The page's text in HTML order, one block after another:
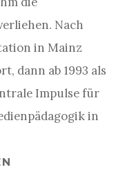
Nach
in Mainz
dann ab 1993 als
Impulse für
in